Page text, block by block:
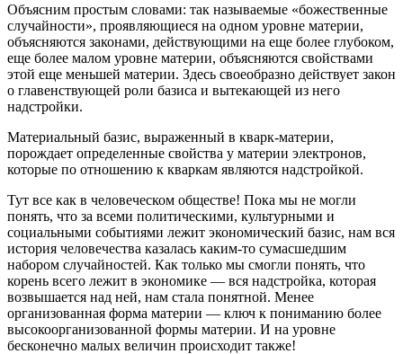
Объясним простым словами: так называемые «божественные
случайности», проявляющиеся на одном уровне материи,
объясняются законами, действующими на еще более глубоком,
еще более малом уровне материи, объясняются свойствами
этой еще меньшей материи. Здесь своеобразно действует закон
о главенствующей роли базиса и вытекающей из него
надстройки.
Материальный базис, выраженный в кварк-материи,
порождает определенные свойства у материи электронов,
которые по отношению к кваркам являются надстройкой.
Тут все как в человеческом обществе! Пока мы не могли
понять, что за всеми политическими, культурными и
социальными событиями лежит экономический базис, нам вся
история человечества казалась каким-то сумасшедшим
набором случайностей. Как только мы смогли понять, что
корень всего лежит в экономике — вся надстройка, которая
возвышается над ней, нам стала понятной. Менее
организованная форма материи — ключ к пониманию более
высокоорганизованной формы материи. И на уровне
бесконечно малых величин происходит также!